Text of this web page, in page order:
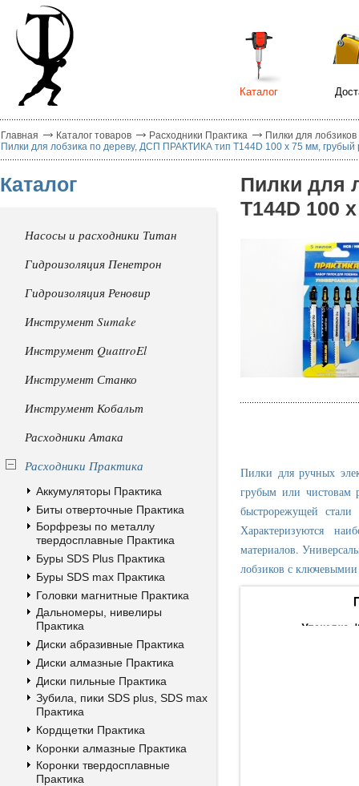
Каталог
Главная Каталог товаров Расходники Практика
Пилки для
Пилки для лобзика по дереву, ДСП ПРАКТИКА тип T144D 100 х 75 мм, грубый
Каталог
Насосы и расходники Титан
Гидроизоляция Пенетрон
Гидроизоляция Реновир
Инструмент Sumake
Инструмент QuattroEl
Инструмент Станко
Инструмент Кобальт
Расходники Атака
Расходники Практика
Аккумуляторы Практика
Биты отверточные Практика
Борфрезы по металлу
твердосплавные Практика
Буры SDS Plus Практика
Буры SDS max Практика
Головки магнитные Практика
Дальномеры, нивелиры
Практика
Диски абразивные Практика
Диски алмазные Практика
Диски пильные Практика
Зубила, пики SDS plus, SDS max
Практика
Кордщетки Практика
Коронки алмазные Практика
Коронки твердосплавные
Практика
Пилки для
T144D 100
Пилки для ручных
грубым или чистовам
быстрорежущей
Характеризуются
материалов.
лобзиков с